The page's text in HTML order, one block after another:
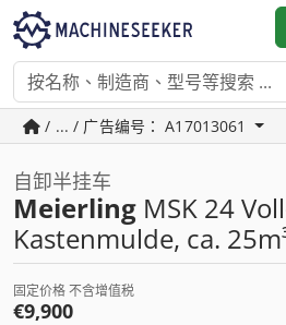
/ ... / 广告编号： A17013061
自卸半挂车
Meierling MSK 24
Kastenmulde, ca.
固定价格 不含增值税
€9,900